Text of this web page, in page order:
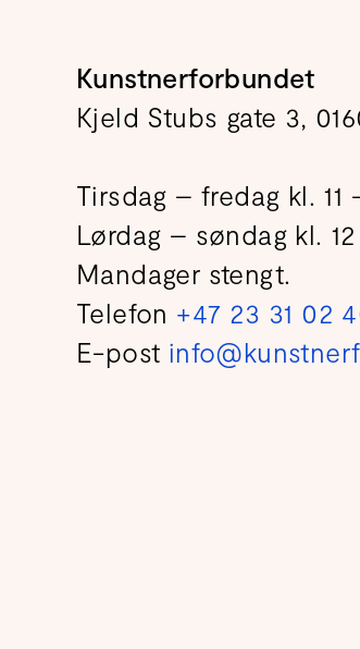
Kunstnerforbundet
Kjeld Stubs gate 3,
Tirsdag – fredag kl. 11
Lørdag – søndag kl.
Mandager stengt.
Telefon +47 23 31 02
E-post